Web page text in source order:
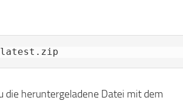
latest.zip
die heruntergeladene Datei mit dem